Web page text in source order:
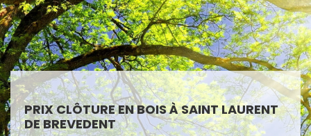
PRIX CLÔTURE EN BOIS À SAINT LAURENT
DE BREVEDENT